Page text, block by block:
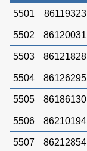
5501 86119323
5502 86120031
5503 86121828
5504 86126295
5505 86186130
5506 86210194
5507 86212854